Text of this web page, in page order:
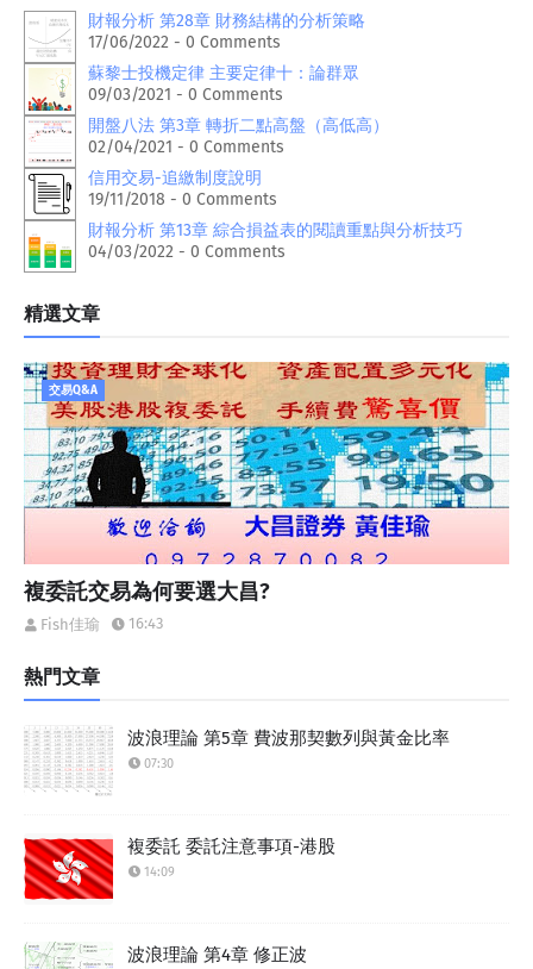
財報分析 第28章 財務結構的分析策略
17/06/2022 - 0 Comments
蘇黎士投機定律 主要定律十：論群眾
09/03/2021 - 0 Comments
開盤八法 第3章 轉折二點高盤（高低高）
02/04/2021 - 0 Comments
信用交易-追繳制度說明
19/11/2018 - 0 Comments
財報分析 第13章 綜合損益表的閱讀重點與分析技巧
04/03/2022 - 0 Comments
精選文章
交易Q&A
複委託交易為何要選大昌?
Fish佳瑜 16:43
熱門文章
波浪理論 第5章 費波那契數列與黃金比率
07:30
複委託 委託注意事項-港股
14:09
波浪理論 第4章 修正波